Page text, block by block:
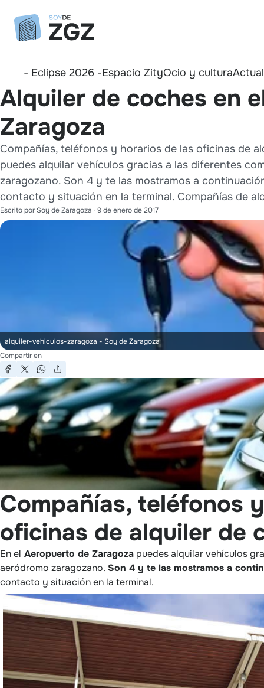
- Eclipse 2026 -Espacio ZityOcio y cultura
Alquiler de coches en
Zaragoza
Compañías, teléfonos y horarios de las oficinas de
puedes alquilar vehículos gracias a las diferentes
zaragozano. Son 4 y te las mostramos a
contacto y situación en la terminal. Compañías de
Escrito porSoy de Zaragoza · 9 de enero de 2017
alquiler-vehiculos-zaragoza - Soy de Zaragoza
Compartir en
Compañías, teléfonos
oficinas de alquiler de
En el Aeropuerto de Zaragoza puedes alquilar vehículos
aeródromo zaragozano. Son 4 y te las mostramos a
contacto y situación en la terminal.